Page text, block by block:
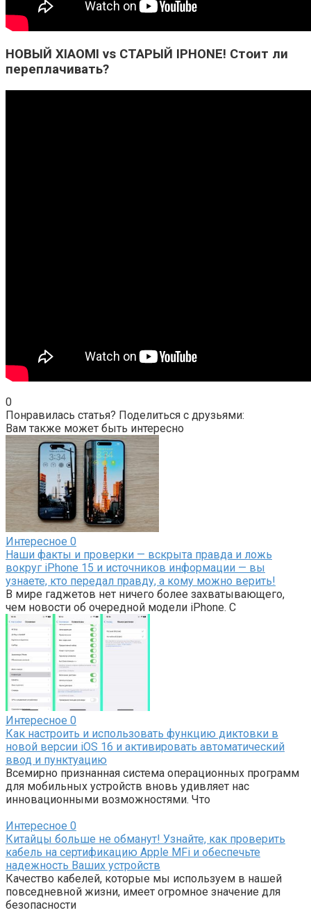
НОВЫЙ XIAOMI vs СТАРЫЙ IPHONE! Стоит ли
переплачивать?
0
Понравилась статья? Поделиться с друзьями:
Вам также может быть интересно
Интересное 0
Наши факты и проверки — вскрыта правда и ложь
вокруг iPhone 15 и источников информации — вы
узнаете, кто передал правду, а кому можно верить!
В мире гаджетов нет ничего более захватывающего,
чем новости об очередной модели iPhone. С
Интересное 0
Как настроить и использовать функцию диктовки в
новой версии iOS 16 и активировать автоматический
ввод и пунктуацию
Всемирно признанная система операционных программ
для мобильных устройств вновь удивляет нас
инновационными возможностями. Что
Интересное 0
Китайцы больше не обманут! Узнайте, как проверить
кабель на сертификацию Apple MFi и обеспечьте
надежность Ваших устройств
Качество кабелей, которые мы используем в нашей
повседневной жизни, имеет огромное значение для
безопасности